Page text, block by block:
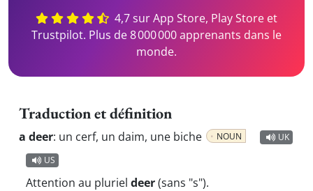
4,7 sur App Store, Play Store et
Trustpilot. Plus de 8 000 000 apprenants dans le
monde.
Traduction et définition
a deer: un cerf, un daim, une biche NOUN
UK
US
Attention au pluriel deer(sans "s").